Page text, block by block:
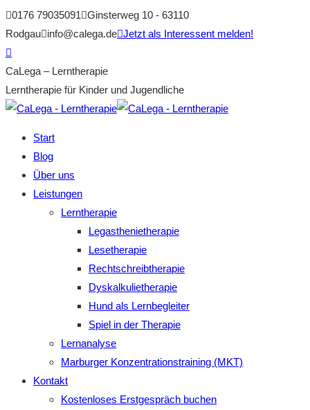
Zum
Inhalt
springen
0176 79035091 Ginsterweg 10 - 63110
Rodgau info@calega.de Jetzt als Interessent melden!
page
opens
in
window
CaLega – Lerntherapie
Lerntherapie für Kinder und Jugendliche
Start
Blog
Über uns
Leistungen
Lerntherapie
Legasthenietherapie
Lesetherapie
Rechtschreibtherapie
Dyskalkulietherapie
Hund als Lernbegleiter
Spiel in der Therapie
Lernanalyse
Marburger Konzentrationstraining (MKT)
Kontakt
Kostenloses Erstgespräch buchen